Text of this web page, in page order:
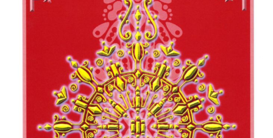
每筆NT$80，滿NT$3,000(含以上)免運費
賣家宅配幫您送（台灣）
每筆NT$80，滿NT$3,000(含以上)免運費
郵局幫你送（離島）
每筆NT$80，滿NT$3,000(含以上)免運費
付款後門市自取